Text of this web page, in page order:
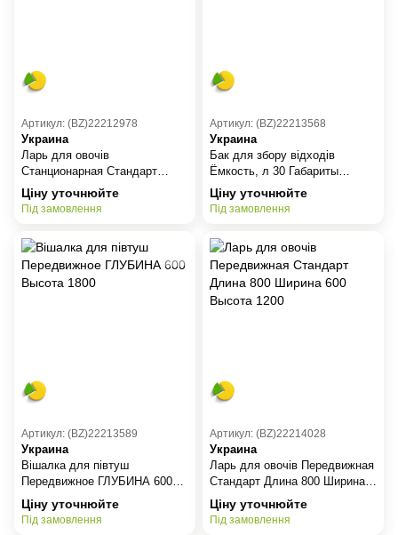
Артикул: (BZ)22212978
Украина
Ларь для овочів
Станционарная Стандарт
Длина 600 Ширина 600 Высота
1200
Ціну уточнюйте
Під замовлення
Артикул: (BZ)22213568
Украина
Бак для збору відходів
Ёмкость, л 30 Габариты
Ø335х(360)460
Ціну уточнюйте
Під замовлення
Артикул: (BZ)22213589
Украина
Вішалка для півтуш
Передвижное ГЛУБИНА 600
Высота 1800
Ціну уточнюйте
Під замовлення
Артикул: (BZ)22214028
Украина
Ларь для овочів Передвижная
Стандарт Длина 800 Ширина
600 Высота 1200
Ціну уточнюйте
Під замовлення